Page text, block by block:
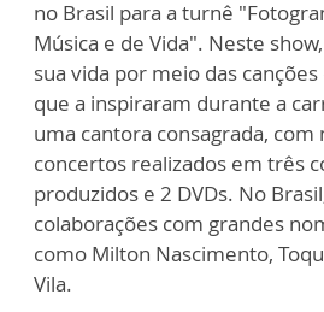
no Brasil para a turnê
Música e de Vida". Neste
sua vida por meio das
que a inspiraram durante a
uma cantora consagrada, com
concertos realizados em três
produzidos e 2 DVDs. No
colaborações com grandes
como Milton Nascimento,
Vila.